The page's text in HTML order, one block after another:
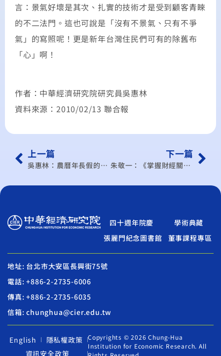
言：景氣好壞是其次、扎實的技術才是受到顧客青睞
的不二法門。這也可說是「沒有不景氣、只有不爭
氣」的寫照呢！更是新年台灣住民們可有的除舊布
「心」啊！
作者：中華經濟研究院研究員吳惠林
資料來源：2010/02/13 聯合報
上一篇
吳惠林：農曆年長假的兩帖心靈雞湯
下一篇
朱敬一：《掌握財經關鍵》馬政府應推動「公務文化革新運動」
四十週年院慶
學術典藏
張麗門紀念圖書館
董事課程專區
地址: 台北市大安區長興街75號
電話: +886-2-2735-6006
傳真: +886-2-2735-6035
信箱: chunghua@cier.edu.tw
English
隱私權政策
資訊安全政策
Copyrights © 2026 Chung-Hua
Institution for Economic Research. All